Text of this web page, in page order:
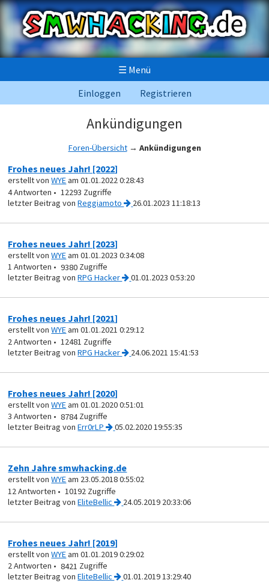
☰ Menü
Einloggen
Registrieren
Ankündigungen
Foren-Übersicht→ Ankündigungen
Frohes neues Jahr! [2022]
erstellt vonWYEam 01.01.2022 0:28:43
4
12293
vonReggiamoto 26.01.2023 11:18:13
Frohes neues Jahr! [2023]
erstellt vonWYEam 01.01.2023 0:34:08
1
9380
vonRPG Hacker 01.01.2023 0:53:20
Frohes neues Jahr! [2021]
erstellt vonWYEam 01.01.2021 0:29:12
2
12481
vonRPG Hacker 24.06.2021 15:41:53
Frohes neues Jahr! [2020]
erstellt vonWYEam 01.01.2020 0:51:01
3
8784
vonErr0rLP 05.02.2020 19:55:35
Zehn Jahre smwhacking.de
erstellt vonWYEam 23.05.2018 0:55:02
12
10192
vonEliteBellic 24.05.2019 20:33:06
Frohes neues Jahr! [2019]
erstellt vonWYEam 01.01.2019 0:29:02
2
8421
vonEliteBellic 01.01.2019 13:29:40